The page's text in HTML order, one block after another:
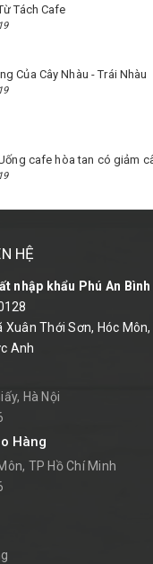
Tách Cafe
Của Cây Nhàu - Trái Nhàu
cafe hòa tan có giảm
HỆ
nhập khẩu Phú An Bình
Thới Sơn, Hóc Môn,
Anh
Hà Nội
Hàng
TP Hồ Chí Minh